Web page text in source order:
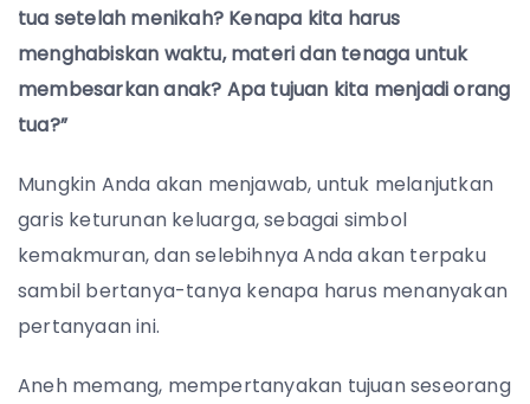
tua setelah menikah? Kenapa kita harus
menghabiskan waktu, materi dan tenaga untuk
membesarkan anak? Apa tujuan kita menjadi orang
tua?”
Mungkin Anda akan menjawab, untuk melanjutkan
garis keturunan keluarga, sebagai simbol
kemakmuran, dan selebihnya Anda akan terpaku
sambil bertanya-tanya kenapa harus menanyakan
pertanyaan ini.
Aneh memang, mempertanyakan tujuan seseorang